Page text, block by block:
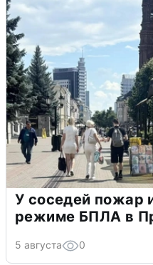
У соседей пожар
режиме БПЛА в
5 августа 0